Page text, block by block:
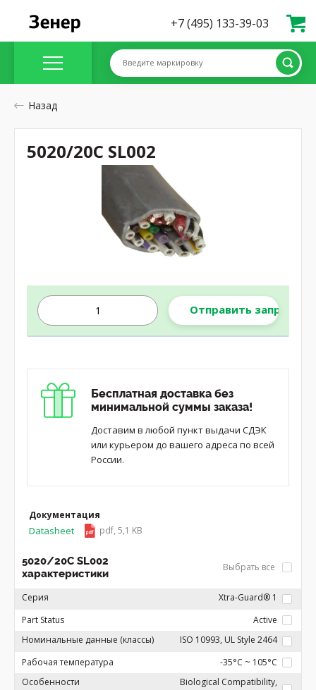
+7 (495) 133-39-03
Введите маркировку
Назад
Отправить запрос
Бесплатная доставка без
минимальной суммы заказа!
Доставим в любой пункт выдачи СДЭК
или курьером до вашего адреса по всей
России.
Документация
Datasheet pdf, 5,1 KB
5020/20C SL002
характеристики
Выбрать все
Серия
Xtra-Guard® 1
Part Status
Active
Номинальные данные (классы)
ISO 10993, UL Style 2464
Рабочая температура
-35°C ~ 105°C
Особенности
Biological Compatibility,
5020/20C SL002